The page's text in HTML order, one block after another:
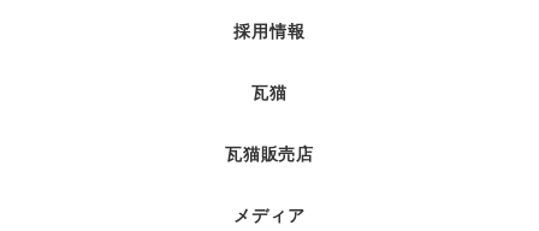
採用情報
瓦猫
瓦猫販売店
メディア